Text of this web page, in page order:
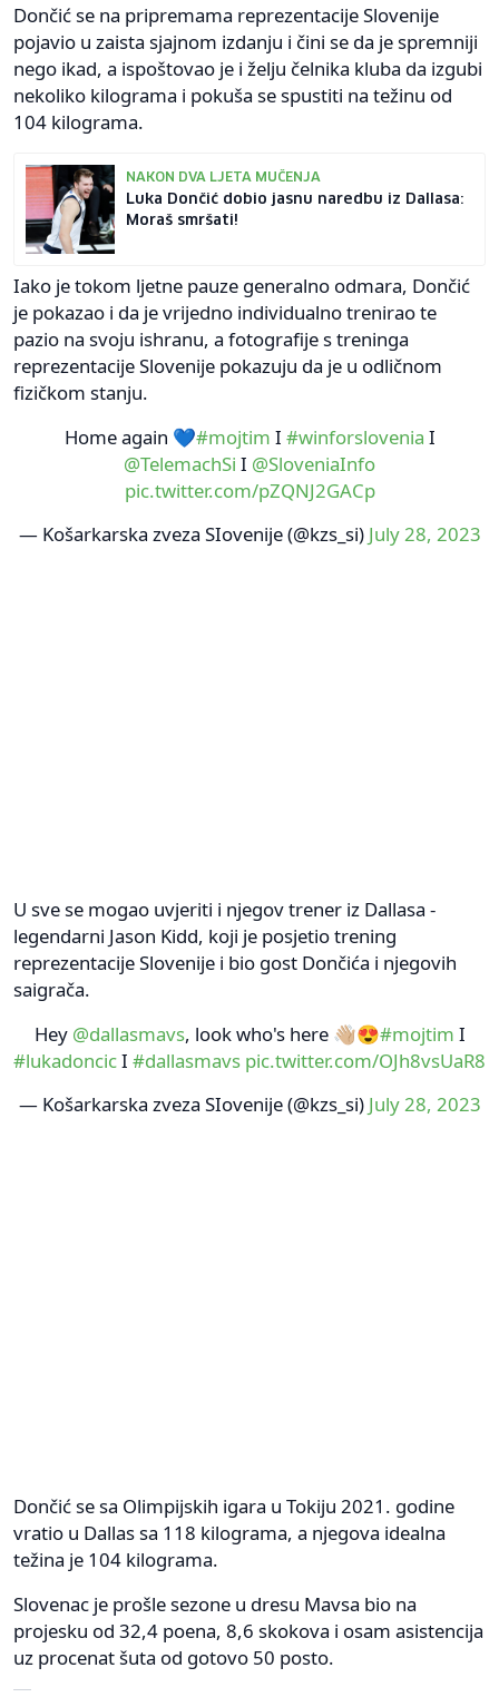
Dončić se na pripremama reprezentacije Slovenije
pojavio u zaista sjajnom izdanju i čini se da je spremniji
nego ikad, a ispoštovao je i želju čelnika kluba da izgubi
nekoliko kilograma i pokuša se spustiti na težinu od
104 kilograma.
NAKON DVA LJETA MUČENJA
Luka Dončić dobio jasnu naredbu iz Dallasa:
Moraš smršati!
Iako je tokom ljetne pauze generalno odmara, Dončić
je pokazao i da je vrijedno individualno trenirao te
pazio na svoju ishranu, a fotografije s treninga
reprezentacije Slovenije pokazuju da je u odličnom
fizičkom stanju.
Home again 💙#mojtim I #winforslovenia I
@TelemachSi I @SloveniaInfo
pic.twitter.com/pZQNJ2GACp
— Košarkarska zveza SIovenije (@kzs_si) July 28, 2023
U sve se mogao uvjeriti i njegov trener iz Dallasa -
legendarni Jason Kidd, koji je posjetio trening
reprezentacije Slovenije i bio gost Dončića i njegovih
saigrača.
Hey @dallasmavs, look who's here 👋🏼😍#mojtim I
#lukadoncicI #dallasmavs pic.twitter.com/OJh8vsUaR8
— Košarkarska zveza SIovenije (@kzs_si) July 28, 2023
Dončić se sa Olimpijskih igara u Tokiju 2021. godine
vratio u Dallas sa 118 kilograma, a njegova idealna
težina je 104 kilograma.
Slovenac je prošle sezone u dresu Mavsa bio na
projesku od 32,4 poena, 8,6 skokova i osam asistencija
uz procenat šuta od gotovo 50 posto.